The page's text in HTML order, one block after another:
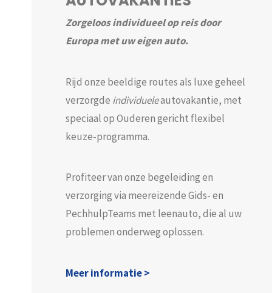
Zorgeloos individueel op reis door
Europa met uw eigen auto.
Rijd onze beeldige routes als luxe geheel
verzorgde individueleautovakantie, met
speciaal op Ouderen gericht flexibel
keuze-programma.
Profiteer van onze begeleiding en
verzorging via meereizende Gids- en
PechhulpTeams met leenauto, die al uw
problemen onderweg oplossen.
Meer informatie >